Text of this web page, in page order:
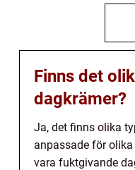
Finns det
dagkrämer?
Ja, det finns olika
anpassade för
vara fuktgivande